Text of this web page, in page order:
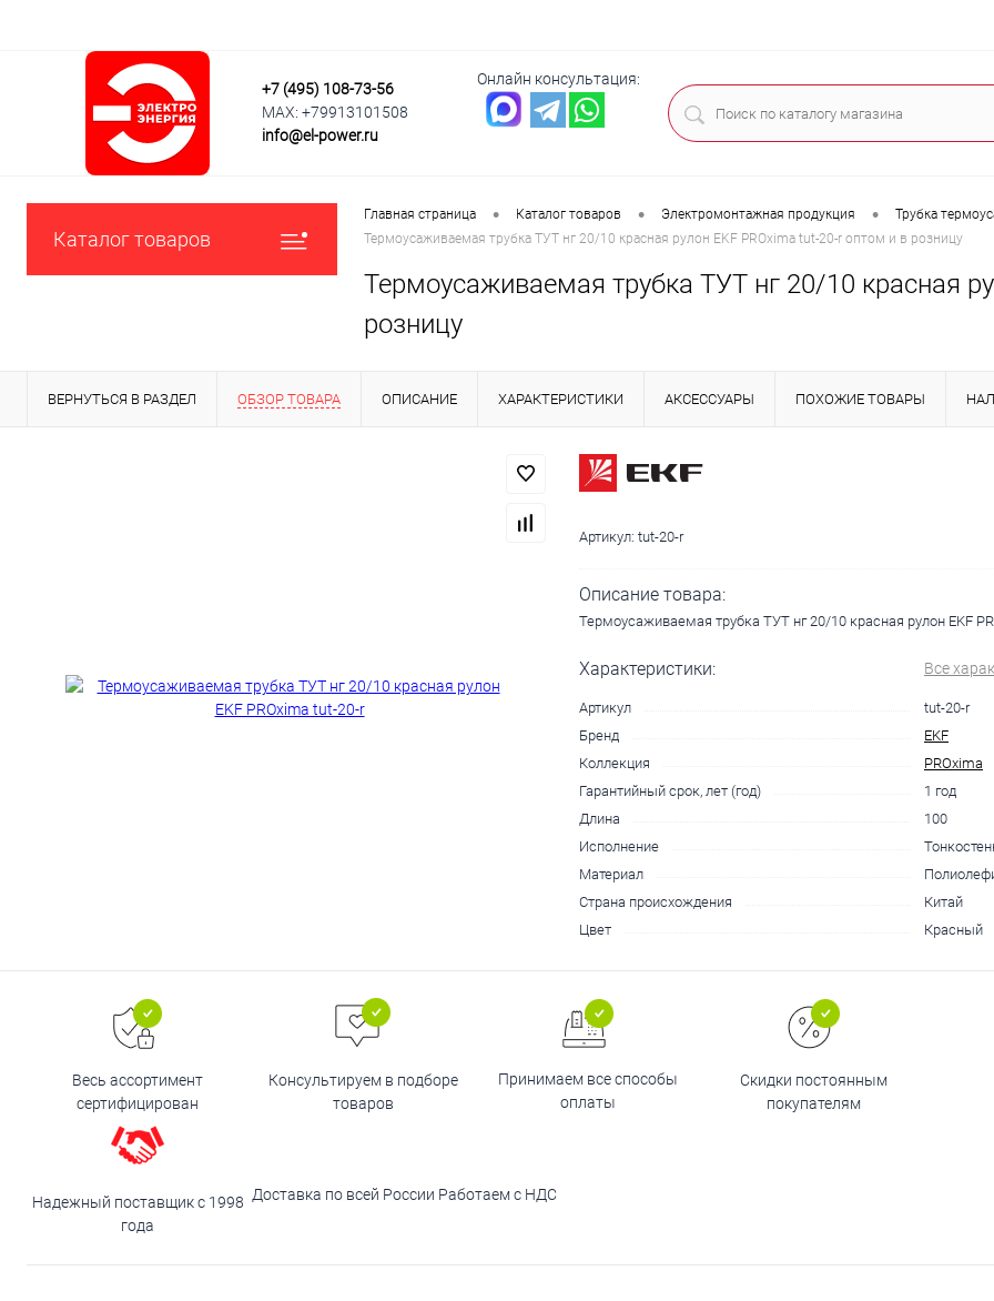
+7 (495) 108-73-56
MAX: +79913101508
info@el-power.ru
Онлайн консультация:
Каталог товаров
Главная страница • Каталог товаров • Электромонтажная продукция •
Трубка
Термоусаживаемая трубка ТУТ нг 20/10 красная рулон EKF PROxima tut-20-r оптом и в розницу
Термоусаживаемая трубка ТУТ нг 20/10 красная
розницу
ВЕРНУТЬСЯ В РАЗДЕЛ ОБЗОР ТОВАРА ОПИСАНИЕ ХАРАКТЕРИСТИКИ АКСЕССУАРЫ ПОХОЖИЕ ТОВАРЫ
Артикул: tut-20-r
Описание товара:
Термоусаживаемая трубка ТУТ нг 20/10 красная рулон EKF
Характеристики: Все
Артикул
tut-20-r
Бренд
EKF
Коллекция
PROxima
Гарантийный срок, лет (год)
1 год
Длина
100
Исполнение
Материал
Страна происхождения
Китай
Цвет
Красный
Весь ассортимент
сертифицирован
Консультируем в подборе
товаров
Принимаем все способы
оплаты
Скидки постоянным
покупателям
Надежный поставщик с 1998
года
Доставка по всей России Работаем с НДС